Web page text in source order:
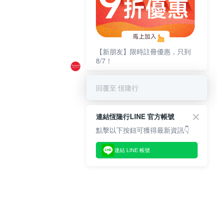
【新朋友】限時註冊優惠，只到
8/7！
回覆至 恆隆行
連結恆隆行LINE 官方帳號
點擊以下按鈕可獲得最新資訊👇
連結 LINE 帳號